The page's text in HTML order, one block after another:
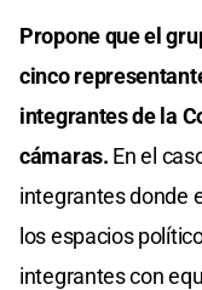
Propone que el
cinco
integrantes de la
cámaras. En el
integrantes donde
los espacios
integrantes con